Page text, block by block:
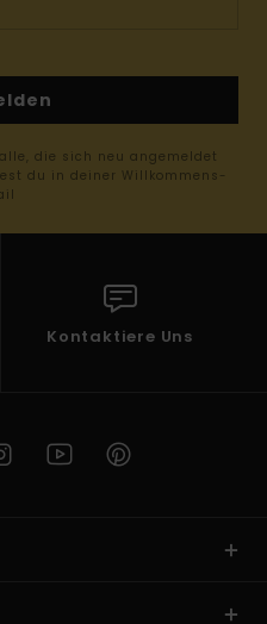
die sich neu angemeldet
du in deiner Willkommens-
Kontaktiere Uns